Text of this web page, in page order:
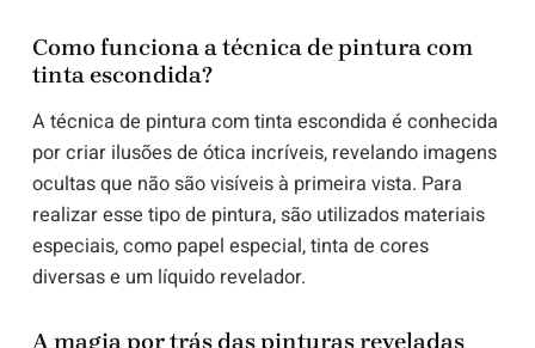
Como funciona a técnica de pintura com
tinta escondida?
A técnica de pintura com tinta escondida é conhecida
por criar ilusões de ótica incríveis, revelando imagens
ocultas que não são visíveis à primeira vista. Para
realizar esse tipo de pintura, são utilizados materiais
especiais, como papel especial, tinta de cores
diversas e um líquido revelador.
A magia por trás das pinturas reveladas